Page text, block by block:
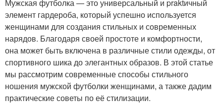
Мужская футболка — это универсальный и praktичный
элемент гардероба, который успешно используется
женщинами для создания стильных и современных
нарядов. Благодаря своей простоте и комфортности,
она может быть включена в различные стили одежды, от
спортивного шика до элегантных образов. В этой статье
мы рассмотрим современные способы стильного
ношения мужской футболки женщинами, а также дадим
практические советы по её стилизации.